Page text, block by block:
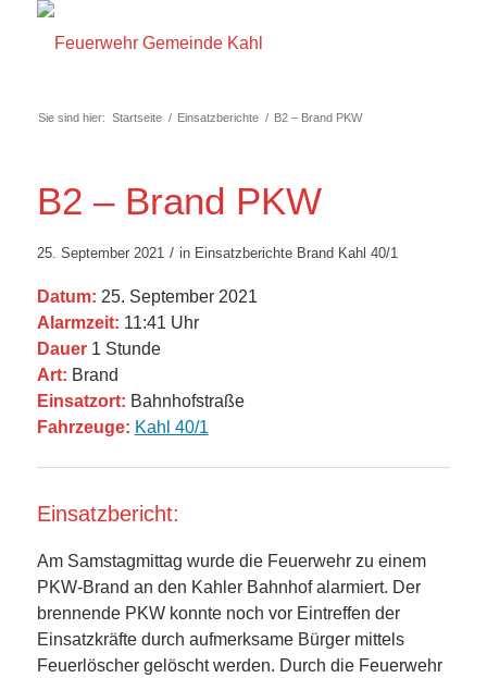
Sie sind hier: Startseite / Einsatzberichte / B2 – Brand PKW
B2 – Brand PKW
25. September 2021 / in Einsatzberichte Brand Kahl 40/1
Datum: 25. September 2021
Alarmzeit: 11:41 Uhr
Dauer1 Stunde
Art: Brand
Einsatzort: Bahnhofstraße
Fahrzeuge: Kahl 40/1
Einsatzbericht:
Am Samstagmittag wurde die Feuerwehr zu einem
PKW-Brand an den Kahler Bahnhof alarmiert. Der
brennende PKW konnte noch vor Eintreffen der
Einsatzkräfte durch aufmerksame Bürger mittels
Feuerlöscher gelöscht werden. Durch die Feuerwehr